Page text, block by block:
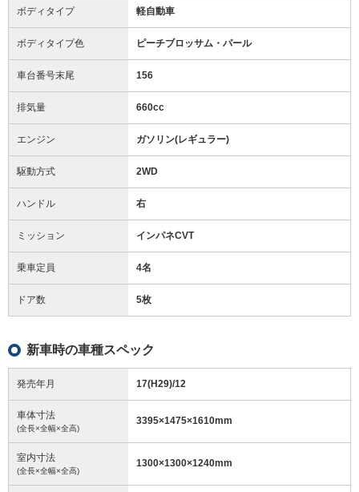
ボディタイプ 軽自動車
ボディタイプ色 ピーチブロッサム・パール
車台番号末尾 156
排気量 660cc
エンジン ガソリン(レギュラー)
駆動方式 2WD
ハンドル 右
ミッション インパネCVT
乗車定員 4名
ドア数 5枚
新車時の車種スペック
発売年月 17(H29)/12
車体寸法
(全長×全幅×全高)
3395×1475×1610mm
室内寸法
(全長×全幅×全高)
1300×1300×1240mm